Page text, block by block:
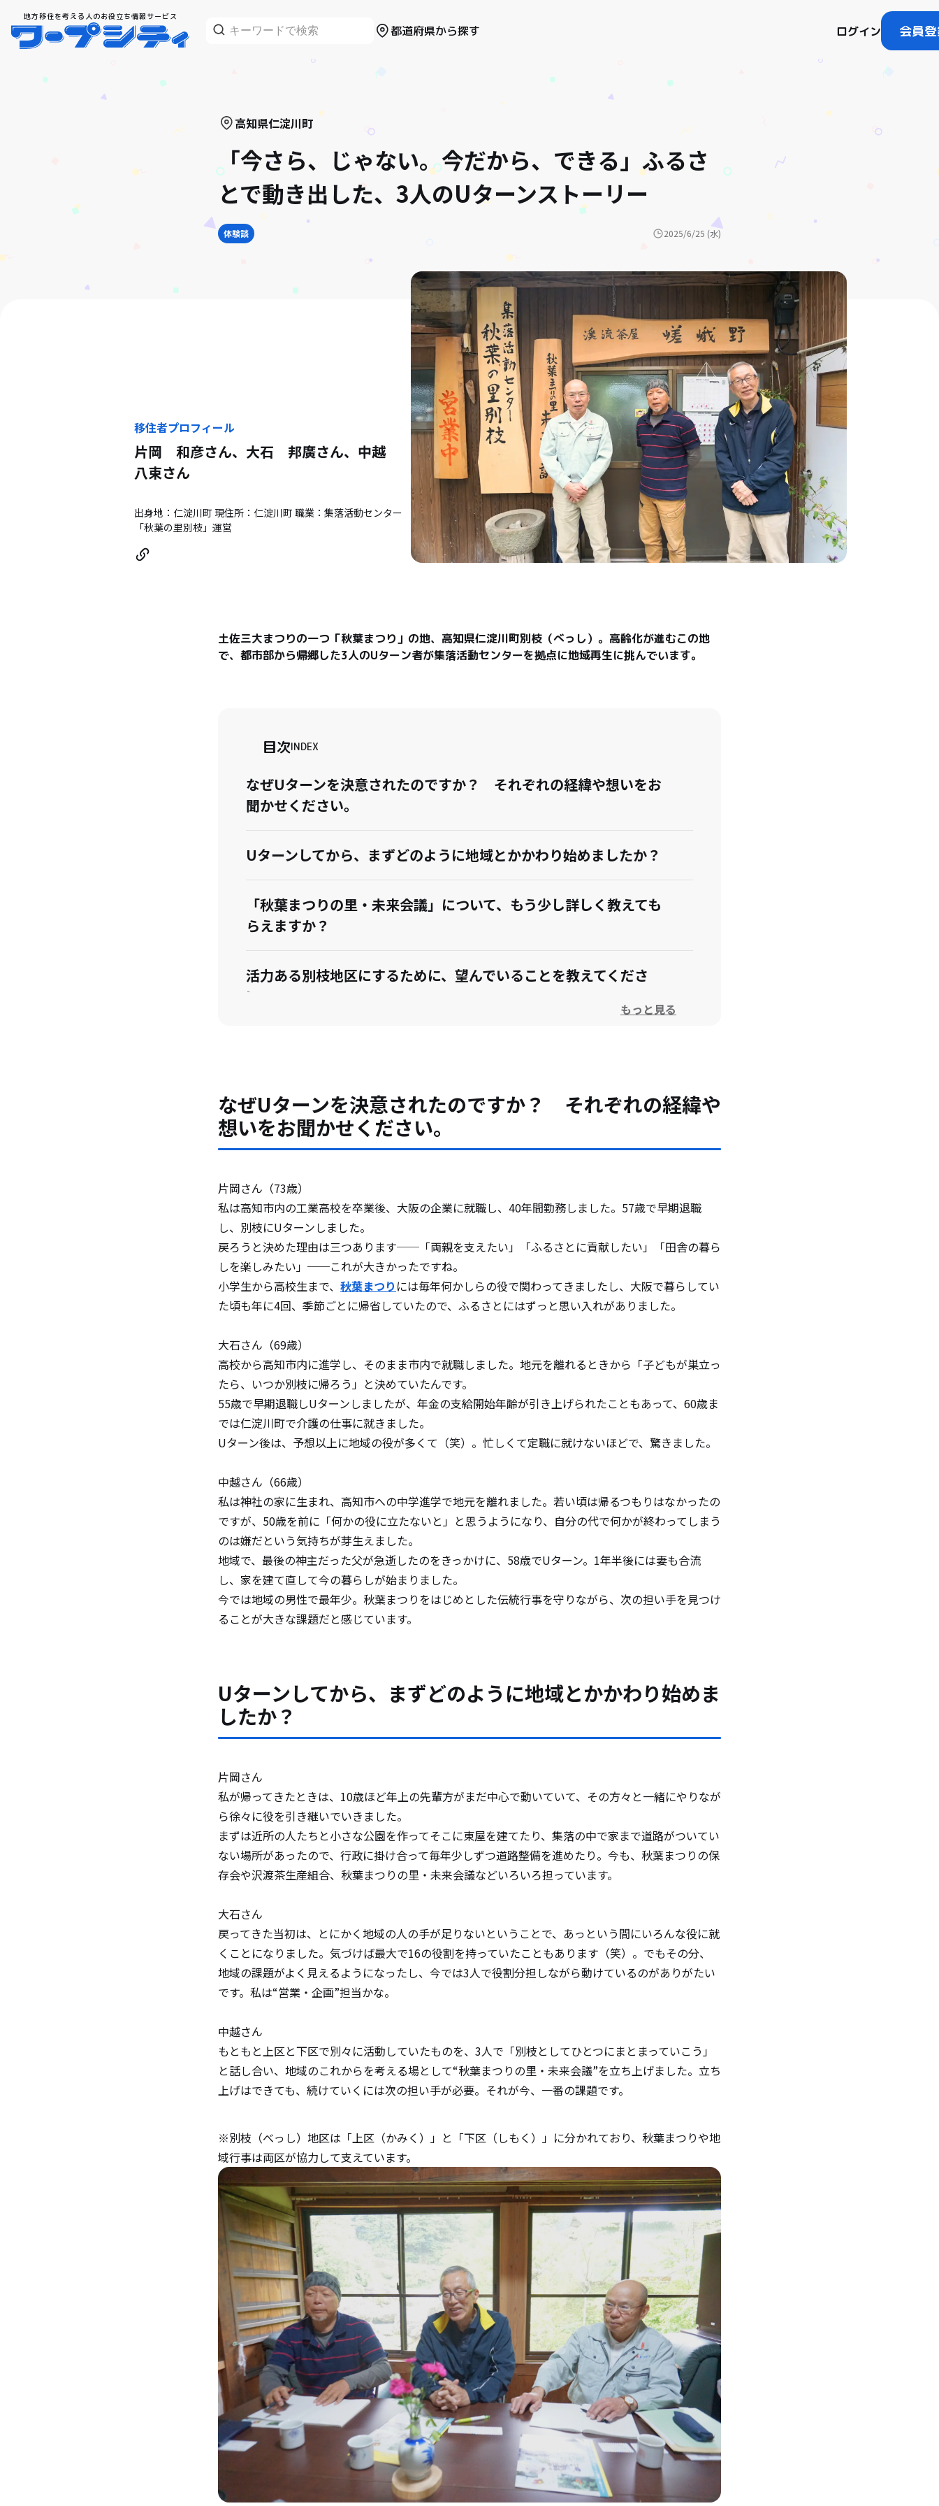
地方移住を考える人のお役立ち情報サービス
都道府県から探す ログイン 会員
高知県仁淀川町
「今さら、じゃない。今だから、できる」ふるさ
とで動き出した、3人のUターンストーリー
体験談 2025/6/25 (水)
移住者プロフィール
片岡 和彦さん、大石 邦廣さん、中越
八束さん
出身地：仁淀川町 現住所：仁淀川町 職業：集落活動センター
「秋葉の里別枝」運営
土佐三大まつりの一つ「秋葉まつり」の地、高知県仁淀川町別枝（べっし）。高齢化が進むこの地
で、都市部から帰郷した3人のUターン者が集落活動センターを拠点に地域再生に挑んでいます。
目次INDEX
なぜUターンを決意されたのですか？ それぞれの経緯や想いをお
聞かせください。
Uターンしてから、まずどのように地域とかかわり始めましたか？
「秋葉まつりの里・未来会議」について、もう少し詳しく教えても
らえますか？
活力ある別枝地区にするために、望んでいることを教えてくださ
い。
もっと見る
なぜUターンを決意されたのですか？ それぞれの経緯や
想いをお聞かせください。
片岡さん（73歳）
私は高知市内の工業高校を卒業後、大阪の企業に就職し、40年間勤務しました。57歳で早期退職
し、別枝にUターンしました。
戻ろうと決めた理由は三つあります──「両親を支えたい」「ふるさとに貢献したい」「田舎の暮ら
しを楽しみたい」──これが大きかったですね。
小学生から高校生まで、 秋葉まつり には毎年何かしらの役で関わってきましたし、大阪で暮らしてい
た頃も年に4回、季節ごとに帰省していたので、ふるさとにはずっと思い入れがありました。
大石さん（69歳）
高校から高知市内に進学し、そのまま市内で就職しました。地元を離れるときから「子どもが巣立っ
たら、いつか別枝に帰ろう」と決めていたんです。
55歳で早期退職しUターンしましたが、年金の支給開始年齢が引き上げられたこともあって、60歳ま
では仁淀川町で介護の仕事に就きました。
Uターン後は、予想以上に地域の役が多くて（笑）。忙しくて定職に就けないほどで、驚きました。
中越さん（66歳）
私は神社の家に生まれ、高知市への中学進学で地元を離れました。若い頃は帰るつもりはなかったの
ですが、50歳を前に「何かの役に立たないと」と思うようになり、自分の代で何かが終わってしまう
のは嫌だという気持ちが芽生えました。
地域で、最後の神主だった父が急逝したのをきっかけに、58歳でUターン。1年半後には妻も合流
し、家を建て直して今の暮らしが始まりました。
今では地域の男性で最年少。秋葉まつりをはじめとした伝統行事を守りながら、次の担い手を見つけ
ることが大きな課題だと感じています。
Uターンしてから、まずどのように地域とかかわり始めま
したか？
片岡さん
私が帰ってきたときは、10歳ほど年上の先輩方がまだ中心で動いていて、その方々と一緒にやりなが
ら徐々に役を引き継いでいきました。
まずは近所の人たちと小さな公園を作ってそこに東屋を建てたり、集落の中で家まで道路がついてい
ない場所があったので、行政に掛け合って毎年少しずつ道路整備を進めたり。今も、秋葉まつりの保
存会や沢渡茶生産組合、秋葉まつりの里・未来会議などいろいろ担っています。
大石さん
戻ってきた当初は、とにかく地域の人の手が足りないということで、あっという間にいろんな役に就
くことになりました。気づけば最大で16の役割を持っていたこともあります（笑）。でもその分、
地域の課題がよく見えるようになったし、今では3人で役割分担しながら動けているのがありがたい
です。私は“営業・企画”担当かな。
中越さん
もともと上区と下区で別々に活動していたものを、3人で「別枝としてひとつにまとまっていこう」
と話し合い、地域のこれからを考える場として“秋葉まつりの里・未来会議”を立ち上げました。立ち
上げはできても、続けていくには次の担い手が必要。それが今、一番の課題です。
※別枝（べっし）地区は「上区（かみく）」と「下区（しもく）」に分かれており、秋葉まつりや地
域行事は両区が協力して支えています。